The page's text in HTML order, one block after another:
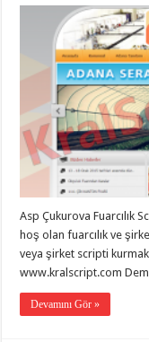
Asp Çukurova Fuarcılık
hoş olan fuarcılık ve
veya şirket scripti
www.kralscript.com
Devamını Gör »